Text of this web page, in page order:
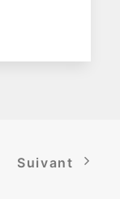
Suivant